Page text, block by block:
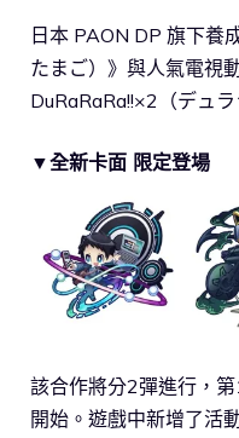
日本 PAON DP 旗下養
たまご）》與人氣電視
DuRaRaRa!!×2（デュ
▼全新卡面 限定登場
該合作將分2彈進行，
開始。遊戲中新增了活